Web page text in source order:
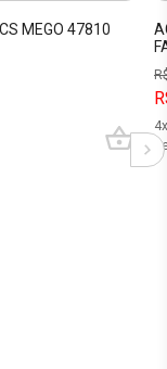
MEGO 47810
4